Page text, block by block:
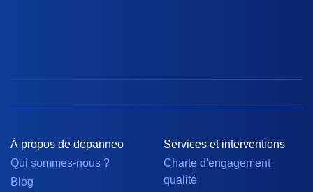
À propos de depanneo
Qui sommes-nous ?
Blog
Services et interventions
Charte d'engagement
qualité